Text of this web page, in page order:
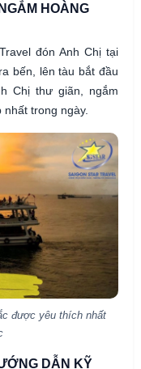
HOÀNG
đón Anh Chị tại
bến, lên tàu bắt đầu
Chị thư giãn, ngắm
trong ngày.
được yêu thích nhất
DẪN KỸ